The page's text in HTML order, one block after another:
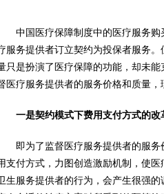
中国医疗保障制度中的医疗服务购
服务提供者订立契约为投保者服务
只是扮演了医疗保障的功能，却未
医疗服务提供者的服务价格和质量，
一是契约模式下费用支付方式的改
即为了监督医疗服务提供者的服务
支付方式，力图创造激励机制，使
生服务提供者的行为，会产生很强